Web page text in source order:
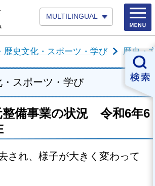
MULTILINGUAL
歴史文化・スポーツ・学び 歴史・
スポーツ・学び
整備事業の状況 令和6年6
され、様子が大きく変わって